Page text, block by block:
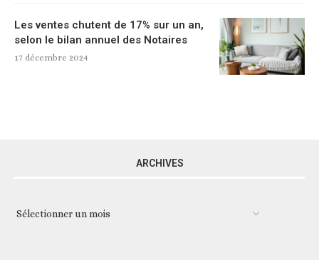
Les ventes chutent de 17% sur un an,
selon le bilan annuel des Notaires
17 décembre 2024
ARCHIVES